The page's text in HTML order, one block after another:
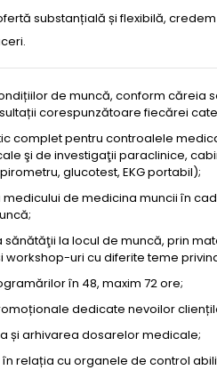
substanțială și flexibilă,
de muncă, conform căreia
corespunzătoare fiecărei
complet pentru controalele
şi de investigaţii paraclinice,
glucotest, EKG portabil);
de medicina muncii în
sănătăţii la locul de muncă, prin
workshop-uri cu diferite teme
în 48, maxim 72 ore;
dedicate nevoilor
și arhivarea dosarelor medicale;
relația cu organele de control